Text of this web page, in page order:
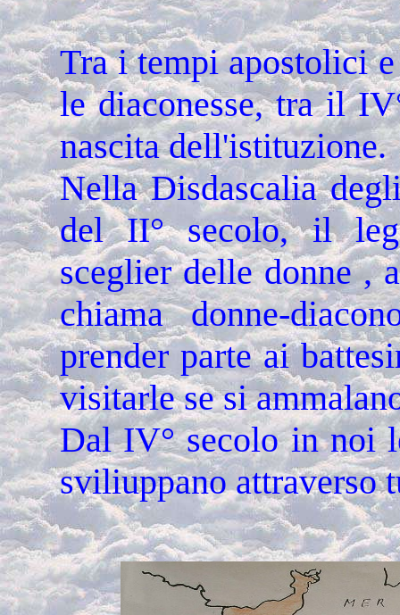
Tra i tempi apostolici
le diaconesse, tra il
nascita dell'istituzione.
Nella Disdascalia
del II° secolo, il
sceglier delle donne ,
chiama donne-
prender parte ai
visitarle se si
Dal IV° secolo in noi
sviliuppano attraverso